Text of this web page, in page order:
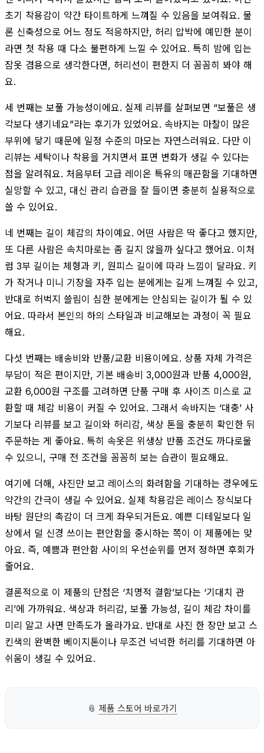
초기 착용감이 약간 타이트하게 느껴질 수 있음을 보여줘요. 물
론 신축성으로 어느 정도 적응하지만, 허리 압박에 예민한 분이
라면 첫 착용 때 다소 불편하게 느낄 수 있어요. 특히 밤에 입는
잠옷 겸용으로 생각한다면, 허리선이 편한지 더 꼼꼼히 봐야 해
요.
세 번째는 보풀 가능성이에요. 실제 리뷰를 살펴보면 “보풀은 생
각보다 생기네요”라는 후기가 있었어요. 속바지는 마찰이 많은
부위에 닿기 때문에 일정 수준의 마모는 자연스러워요. 다만 이
리뷰는 세탁이나 착용을 거치면서 표면 변화가 생길 수 있다는
점을 알려줘요. 처음부터 고급 레이온 특유의 매끈함을 기대하면
실망할 수 있고, 대신 관리 습관을 잘 들이면 충분히 실용적으로
쓸 수 있어요.
네 번째는 길이 체감의 차이예요. 어떤 사람은 딱 좋다고 했지만,
또 다른 사람은 속치마로는 좀 길지 않을까 싶다고 했어요. 이처
럼 3부 길이는 체형과 키, 원피스 길이에 따라 느낌이 달라요. 키
가 작거나 미니 기장을 자주 입는 분에게는 길게 느껴질 수 있고,
반대로 허벅지 쓸림이 심한 분에게는 안심되는 길이가 될 수 있
어요. 따라서 본인의 하의 스타일과 비교해보는 과정이 꼭 필요
해요.
다섯 번째는 배송비와 반품/교환 비용이에요. 상품 자체 가격은
부담이 적은 편이지만, 기본 배송비 3,000원과 반품 4,000원,
교환 6,000원 구조를 고려하면 단품 구매 후 사이즈 미스로 교
환할 때 체감 비용이 커질 수 있어요. 그래서 속바지는 ‘대충’ 사
기보다 리뷰를 보고 길이와 허리감, 색상 톤을 충분히 확인한 뒤
주문하는 게 좋아요. 특히 속옷은 위생상 반품 조건도 까다로울
수 있으니, 구매 전 조건을 꼼꼼히 보는 습관이 필요해요.
여기에 더해, 사진만 보고 레이스의 화려함을 기대하는 경우에도
약간의 간극이 생길 수 있어요. 실제 착용감은 레이스 장식보다
바탕 원단의 촉감이 더 크게 좌우되거든요. 예쁜 디테일보다 일
상에서 덜 신경 쓰이는 편안함을 중시하는 쪽이 이 제품에는 맞
아요. 즉, 예쁨과 편안함 사이의 우선순위를 먼저 정하면 후회가
줄어요.
결론적으로 이 제품의 단점은 ‘치명적 결함’보다는 ‘기대치 관
리’에 가까워요. 색상과 허리감, 보풀 가능성, 길이 체감 차이를
미리 알고 사면 만족도가 올라가요. 반대로 사진 한 장만 보고 스
킨색의 완벽한 베이지톤이나 무조건 넉넉한 허리를 기대하면 아
쉬움이 생길 수 있어요.
📎 제품 스토어 바로가기